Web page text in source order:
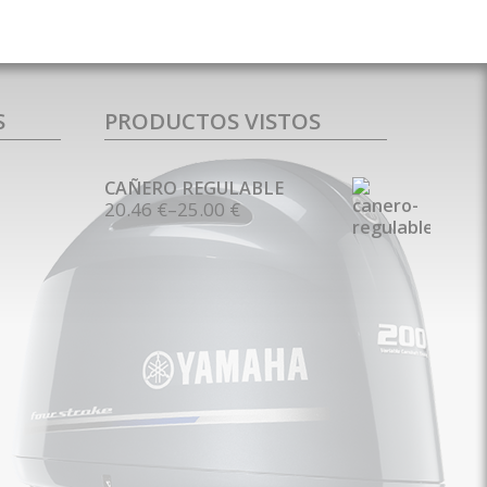
PRODUCTOS VISTOS
CAÑERO REGULABLE
20.46 €–25.00 €